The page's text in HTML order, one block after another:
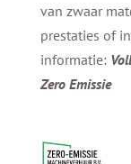
van zwaar
prestaties of
informatie:
Zero Emissie